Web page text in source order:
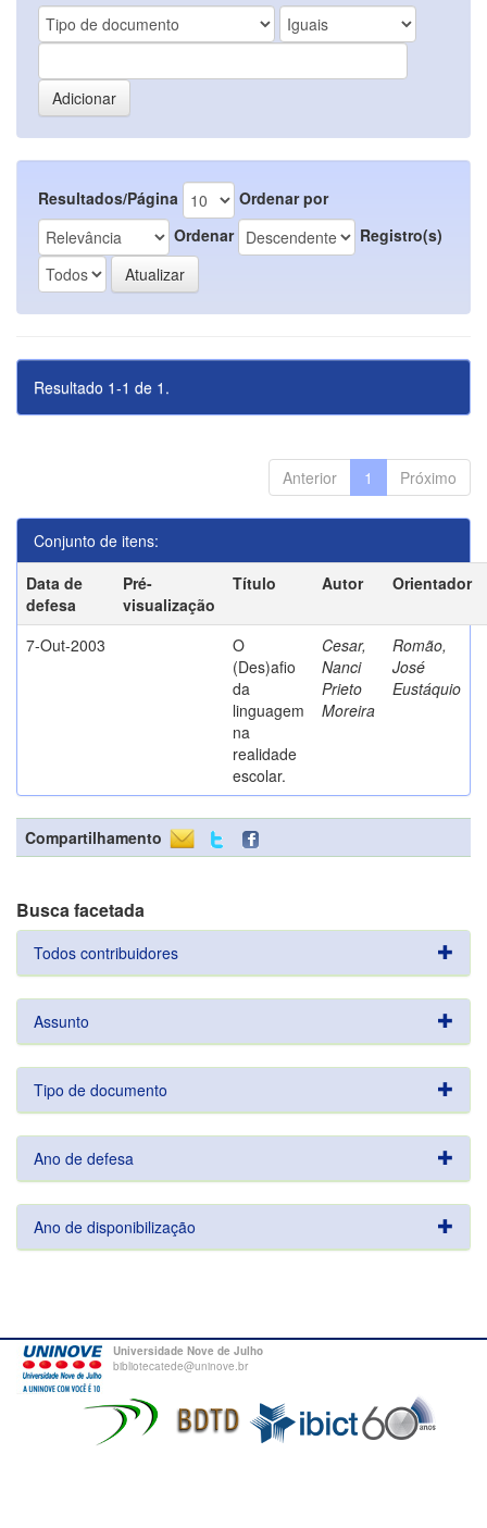
Resultados/Página
Ordenar por
Ordenar
Registro(s)
Resultado 1-1 de 1.
Anterior 1 Próximo
Conjunto de itens:
Data de
defesa
Pré-
visualização
Título Autor Orientador
7-Out-2003
O
(Des)afio
da
linguagem
na
realidade
escolar.
Cesar,
Nanci
Prieto
Moreira
Romão,
José
Eustáquio
Compartilhamento
Busca facetada
Todos contribuidores
Assunto
Tipo de documento
Ano de defesa
Ano de disponibilização
Universidade Nove de Julho
bibliotecatede@uninove.br